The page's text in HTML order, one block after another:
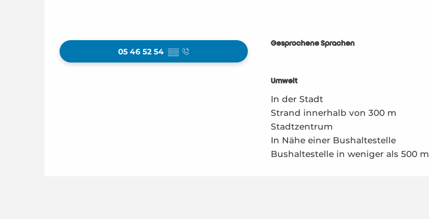
05 46 52 54 ▒▒
Gesprochene Sprachen
Gesprochene Sprachen
Umwelt
Umwelt
In der Stadt
Strand innerhalb von 300 m
Stadtzentrum
In Nähe einer Bushaltestelle
Bushaltestelle in weniger als 500 m